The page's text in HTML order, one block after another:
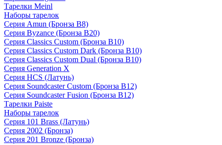
Тарелки Meinl
Наборы тарелок
Серия Amun (Бронза B8)
Серия Byzance (Бронза B20)
Серия Classics Custom (Бронза B10)
Серия Classics Custom Dark (Бронза B10)
Серия Classics Custom Dual (Бронза B10)
Серия Generation X
Серия HCS (Латунь)
Серия Soundcaster Custom (Бронза B12)
Серия Soundcaster Fusion (Бронза B12)
Тарелки Paiste
Наборы тарелок
Серия 101 Brass (Латунь)
Серия 2002 (Бронза)
Серия 201 Bronze (Бронза)